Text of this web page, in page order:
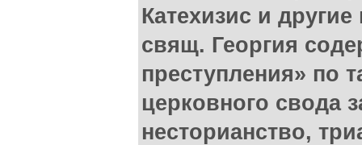
Катехизис и
свящ. Георгия
преступления» по
церковного свода
несторианство,